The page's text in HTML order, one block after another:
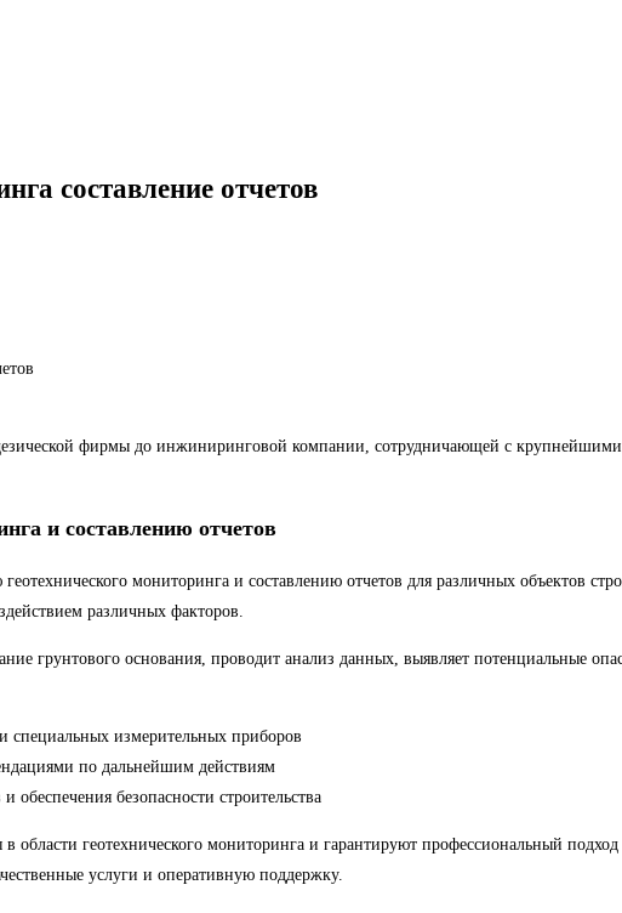
составление отчетов
фирмы до инжиниринговой компании, сотрудничающей с
и составлению отчетов
мониторинга и составлению отчетов для различных объектов
различных факторов.
грунтового основания, проводит анализ данных, выявляет потенциальные
специальных измерительных приборов
по дальнейшим действиям
обеспечения безопасности строительства
геотехнического мониторинга и гарантируют профессиональный
услуги и оперативную поддержку.